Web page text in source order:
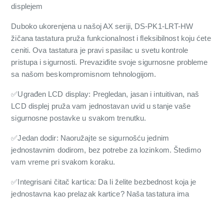
displejem
Duboko ukorenjena u našoj AX seriji, DS-PK1-LRT-HW
žičana tastatura pruža funkcionalnost i fleksibilnost koju ćete
ceniti. Ova tastatura je pravi spasilac u svetu kontrole
pristupa i sigurnosti. Prevaziđite svoje sigurnosne probleme
sa našom beskompromisnom tehnologijom.
✅Ugrađen LCD display: Pregledan, jasan i intuitivan, naš
LCD displej pruža vam jednostavan uvid u stanje vaše
sigurnosne postavke u svakom trenutku.
✅Jedan dodir: Naoružajte se sigurnošću jednim
jednostavnim dodirom, bez potrebe za lozinkom. Štedimo
vam vreme pri svakom koraku.
✅Integrisani čitač kartica: Da li želite bezbednost koja je
jednostavna kao prelazak kartice? Naša tastatura ima